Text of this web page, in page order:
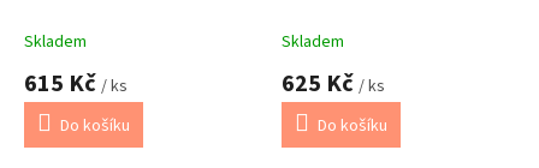
Skladem
615 Kč / ks
Do košíku
Skladem
625 Kč / ks
Do košíku